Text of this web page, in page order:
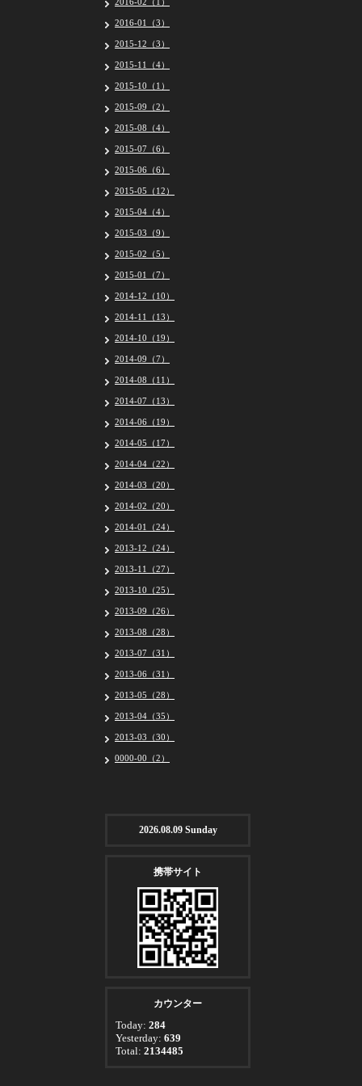
2016-01（3）
2015-12（3）
2015-11（4）
2015-10（1）
2015-09（2）
2015-08（4）
2015-07（6）
2015-06（6）
2015-05（12）
2015-04（4）
2015-03（9）
2015-02（5）
2015-01（7）
2014-12（10）
2014-11（13）
2014-10（19）
2014-09（7）
2014-08（11）
2014-07（13）
2014-06（19）
2014-05（17）
2014-04（22）
2014-03（20）
2014-02（20）
2014-01（24）
2013-12（24）
2013-11（27）
2013-10（25）
2013-09（26）
2013-08（28）
2013-07（31）
2013-06（31）
2013-05（28）
2013-04（35）
2013-03（30）
0000-00（2）
2026.08.09 Sunday
携帯サイト
カウンター
Today: 284
Yesterday: 639
Total: 2134485